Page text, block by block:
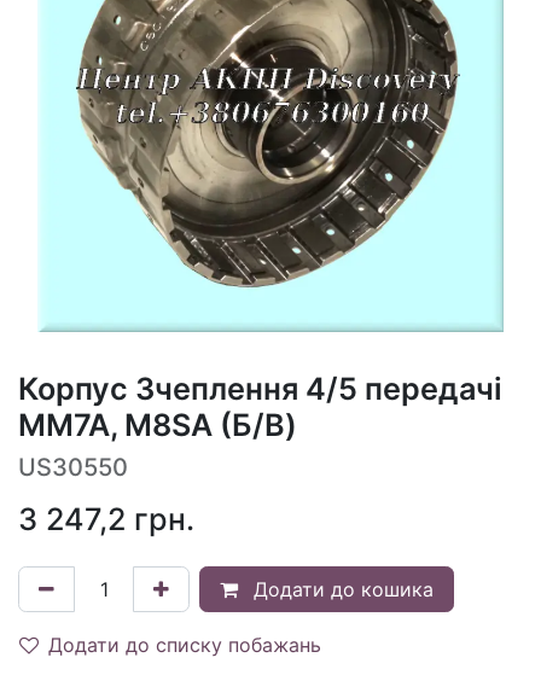
Корпус Зчеплення 4/5 передачі
MM7A, M8SA (Б/В)
US30550
3 247,2 грн.
Додати до кошика
Додати до списку побажань